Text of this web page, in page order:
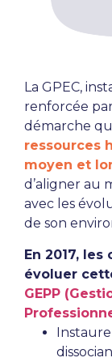
La GPEC,
renforcée
démarche
ressources
moyen et
d’aligner au
avec les
de son
En 2017,
évoluer
GEPP